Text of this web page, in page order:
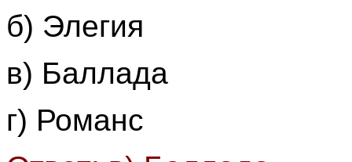
б) Элегия
в) Баллада
г) Романс